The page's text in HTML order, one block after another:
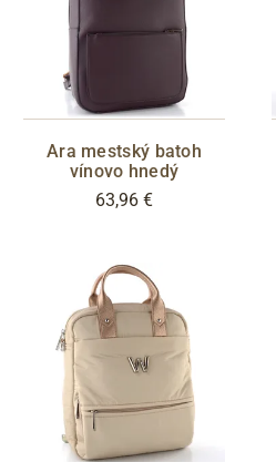
Ara mestský batoh
vínovo hnedý
63,96 €